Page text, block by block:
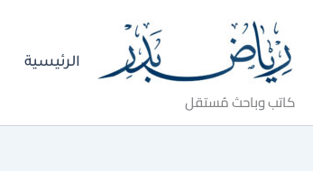
المحتوى
كاتب وباحث مُستقل
الرئيسية